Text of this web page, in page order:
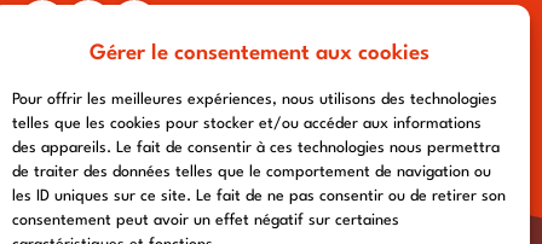
Gérer le consentement aux cookies
Pour offrir les meilleures expériences, nous utilisons des technologies
telles que les cookies pour stocker et/ou accéder aux informations
des appareils. Le fait de consentir à ces technologies nous permettra
de traiter des données telles que le comportement de navigation ou
les ID uniques sur ce site. Le fait de ne pas consentir ou de retirer son
consentement peut avoir un effet négatif sur certaines
tous droits réservés à l'association chemin urbain v
afa-multimedia.com